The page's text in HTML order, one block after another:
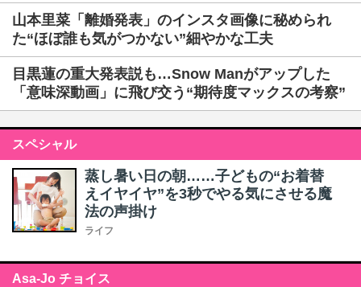
山本里菜「離婚発表」のインスタ画像に秘められ
た“ほぼ誰も気がつかない”細やかな工夫
目黒蓮の重大発表説も…Snow Manがアップした
「意味深動画」に飛び交う“期待度マックスの考察”
スペシャル
蒸し暑い日の朝……子どもの“お着替
えイヤイヤ”を3秒でやる気にさせる魔
法の声掛け
ライフ
Asa-Jo チョイス